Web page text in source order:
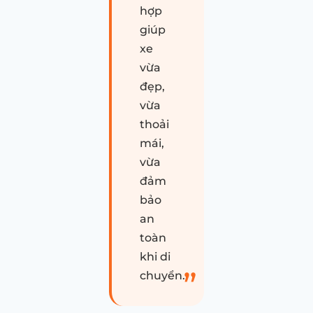
hợp
giúp
xe
vừa
đẹp,
vừa
thoải
mái,
vừa
đảm
bảo
an
toàn
khi di
chuyển.